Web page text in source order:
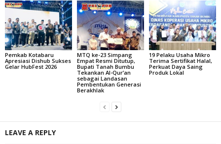
Pemkab Kotabaru
Apresiasi Dishub Sukses
Gelar HubFest 2026
MTQ ke-23 Simpang
Empat Resmi Ditutup,
Bupati Tanah Bumbu
Tekankan Al-Qur’an
sebagai Landasan
Pembentukan Generasi
Berakhlak
19 Pelaku Usaha Mikro
Terima Sertifikat Halal,
Perkuat Daya Saing
Produk Lokal
LEAVE A REPLY